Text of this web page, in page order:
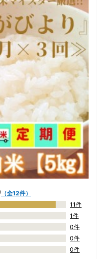
（全12件）
11件
1件
0件
0件
0件